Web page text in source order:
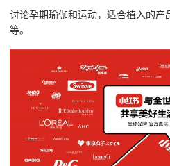
讨论孕期瑜伽和运动，适合植入的产
等。